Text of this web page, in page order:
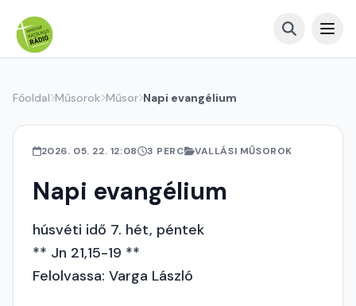
Főoldal Műsorok Műsor Napi evangélium
2026. 05. 22. 12:08 3 PERC VALLÁSI MŰSOROK
Napi evangélium
húsvéti idő 7. hét, péntek
** Jn 21,15-19 **
Felolvassa: Varga László